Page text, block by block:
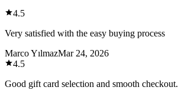
4.5
Very satisfied with the easy buying process
Marco YılmazMar 24, 2026
4.5
Good gift card selection and smooth checkout.